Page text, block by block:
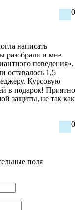
0
написать
разобрали и мне
поведения».
оставалось 1,5
Курсовую
в подарок! Приятно
защиты, не так как
0
поля